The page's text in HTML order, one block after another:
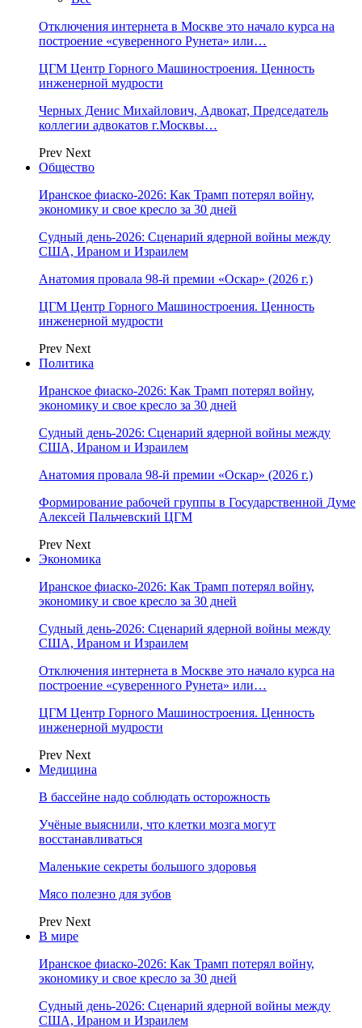
Отключения интернета в Москве это начало курса на
построение «суверенного Рунета» или…
ЦГМ Центр Горного Машиностроения. Ценность
инженерной мудрости
Черных Денис Михайлович, Адвокат, Председатель
коллегии адвокатов г.Москвы…
Prev Next
Общество
Иранское фиаско-2026: Как Трамп потерял войну,
экономику и свое кресло за 30 дней
Судный день-2026: Сценарий ядерной войны между
США, Ираном и Израилем
Анатомия провала 98-й премии «Оскар» (2026 г.)
ЦГМ Центр Горного Машиностроения. Ценность
инженерной мудрости
Prev Next
Политика
Иранское фиаско-2026: Как Трамп потерял войну,
экономику и свое кресло за 30 дней
Судный день-2026: Сценарий ядерной войны между
США, Ираном и Израилем
Анатомия провала 98-й премии «Оскар» (2026 г.)
Формирование рабочей группы в Государственной Думе
Алексей Пальчевский ЦГМ
Prev Next
Экономика
Иранское фиаско-2026: Как Трамп потерял войну,
экономику и свое кресло за 30 дней
Судный день-2026: Сценарий ядерной войны между
США, Ираном и Израилем
Отключения интернета в Москве это начало курса на
построение «суверенного Рунета» или…
ЦГМ Центр Горного Машиностроения. Ценность
инженерной мудрости
Prev Next
Медицина
В бассейне надо соблюдать осторожность
Учёные выяснили, что клетки мозга могут
восстанавливаться
Маленькие секреты большого здоровья
Мясо полезно для зубов
Prev Next
В мире
Иранское фиаско-2026: Как Трамп потерял войну,
экономику и свое кресло за 30 дней
Судный день-2026: Сценарий ядерной войны между
США, Ираном и Израилем